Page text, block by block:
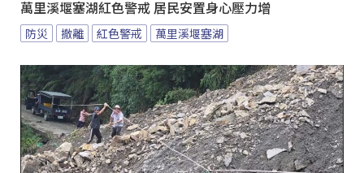
萬里溪堰塞湖紅色警戒 居民安置身心壓力增
防災 撤離 紅色警戒 萬里溪堰塞湖